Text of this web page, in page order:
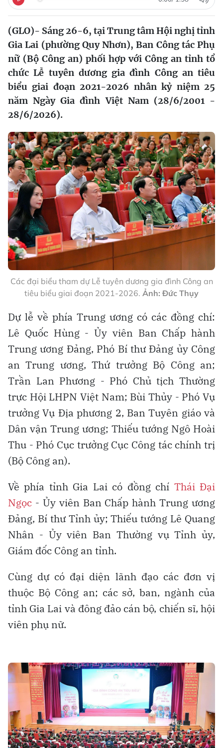
(GLO)- Sáng 26-6, tại Trung tâm Hội nghị tỉnh
Gia Lai (phường Quy Nhơn), Ban Công tác Phụ
nữ (Bộ Công an) phối hợp với Công an tỉnh tổ
chức Lễ tuyên dương gia đình Công an tiêu
biểu giai đoạn 2021-2026 nhân kỷ niệm 25
năm Ngày Gia đình Việt Nam (28/6/2001 -
28/6/2026).
Các đại biểu tham dự Lễ tuyên dương gia đình Công an
tiêu biểu giai đoạn 2021-2026. Ảnh: Đức Thụy
Dự lễ về phía Trung ương có các đồng chí:
Lê Quốc Hùng - Ủy viên Ban Chấp hành
Trung ương Đảng, Phó Bí thư Đảng ủy Công
an Trung ương, Thứ trưởng Bộ Công an;
Trần Lan Phương - Phó Chủ tịch Thường
trực Hội LHPN Việt Nam; Bùi Thủy - Phó Vụ
trưởng Vụ Địa phương 2, Ban Tuyên giáo và
Dân vận Trung ương; Thiếu tướng Ngô Hoài
Thu - Phó Cục trưởng Cục Công tác chính trị
(Bộ Công an).
Về phía tỉnh Gia Lai có đồng chí Thái Đại
Ngọc - Ủy viên Ban Chấp hành Trung ương
Đảng, Bí thư Tỉnh ủy; Thiếu tướng Lê Quang
Nhân - Ủy viên Ban Thường vụ Tỉnh ủy,
Giám đốc Công an tỉnh.
Cùng dự có đại diện lãnh đạo các đơn vị
thuộc Bộ Công an; các sở, ban, ngành của
tỉnh Gia Lai và đông đảo cán bộ, chiến sĩ, hội
viên phụ nữ.